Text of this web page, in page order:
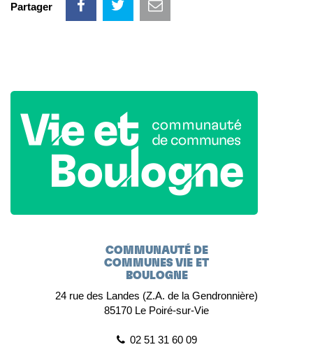
Partager
COMMUNAUTÉ DE
COMMUNES VIE ET
BOULOGNE
24 rue des Landes (Z.A. de la Gendronnière)
85170 Le Poiré-sur-Vie
02 51 31 60 09